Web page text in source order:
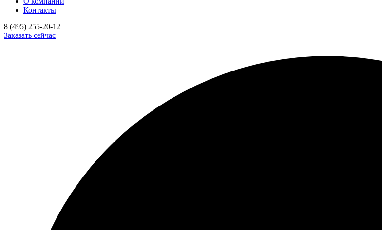
Контакты
8 (495) 255-20-12
Заказать сейчас